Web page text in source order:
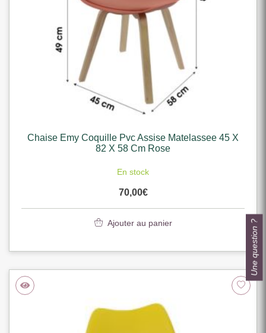
Chaise Emy Coquille Pvc Assise Matelassee 45 X
82 X 58 Cm Rose
En stock
70,00€
Ajouter au panier Une question ?